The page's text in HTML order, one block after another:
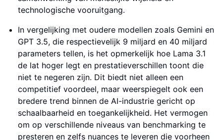
technologische vooruitgang.
In vergelijking met oudere modellen zoals Gemini en
GPT 3.5, die respectievelijk 9 miljard en 40 miljard
parameters tellen, is het opmerkelijk hoe Lama 3.1
de lat hoger legt en prestatieverschillen toont die
niet te negeren zijn. Dit biedt niet alleen een
competitief voordeel, maar weerspiegelt ook een
bredere trend binnen de AI-industrie gericht op
schaalbaarheid en toegankelijkheid. Het vermogen
om op verschillende niveaus van benchmarking te
presteren en zelfs nuances te leveren die voorheen